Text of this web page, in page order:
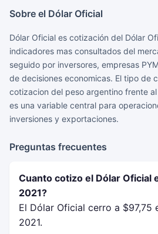
Sobre el Dólar Oficial
Dólar Oficial es cotización del Dólar
indicadores mas consultados del
seguido por inversores, empresas
de decisiones economicas. El tipo de
cotizacion del peso argentino frente
es una variable central para
inversiones y exportaciones.
Preguntas frecuentes
Cuanto cotizo el Dólar Oficial
2021?
El Dólar Oficial cerro a $97,75
2021.